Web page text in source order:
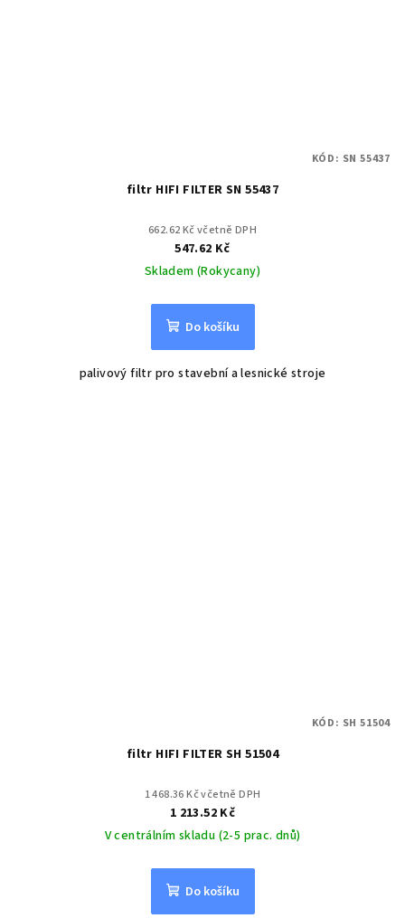
filtr HIFI FILTER SN 55437
662.62 Kč včetně DPH
547.62 Kč
Skladem (Rokycany)
Do košíku
palivový filtr pro stavební a lesnické stroje
KÓD: SN 55437
filtr HIFI FILTER SH 51504
1 468.36 Kč včetně DPH
1 213.52 Kč
V centrálním skladu (2-5 prac. dnů)
Do košíku
KÓD: SH 51504